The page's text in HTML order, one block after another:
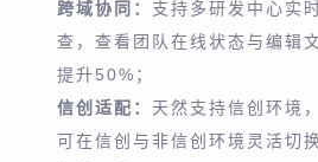
跨域协同： 支持多研发中心实
查，查看团队在线状态与编辑
提升50%；
信创适配： 天然支持信创环境
可在信创与非信创环境灵活切